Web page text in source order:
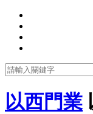
以西門業